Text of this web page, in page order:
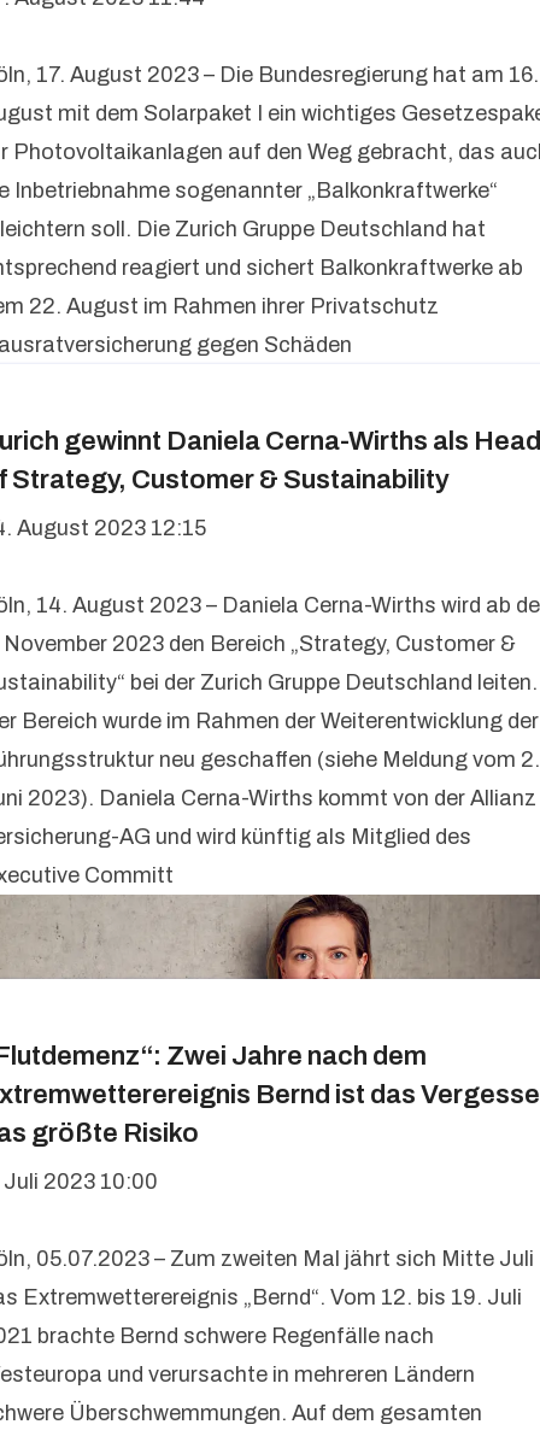
17. August 2023 – Die Bundesregierung hat am 16.
mit dem Solarpaket I ein wichtiges
Photovoltaikanlagen auf den Weg gebracht, das
Inbetriebnahme sogenannter „Balkonkraftwerke“
soll. Die Zurich Gruppe Deutschland hat
reagiert und sichert Balkonkraftwerke ab
22. August im Rahmen ihrer Privatschutz
gegen Schäden
gewinnt Daniela Cerna-Wirths als Head
Strategy, Customer & Sustainability
August 2023 12:15
14. August 2023 – Daniela Cerna-Wirths wird ab
November 2023 den Bereich „Strategy, Customer &
bei der Zurich Gruppe Deutschland leiten.
Bereich wurde im Rahmen der Weiterentwicklung der
neu geschaffen (siehe Meldung vom 2.
2023). Daniela Cerna-Wirths kommt von der Allianz
AG und wird künftig als Mitglied des
Committ
Zwei Jahre nach dem
Bernd ist das
größte Risiko
Juli 2023 10:00
05.07.2023 – Zum zweiten Mal jährt sich Mitte Juli
Extremwetterereignis „Bernd“. Vom 12. bis 19. Juli
brachte Bernd schwere Regenfälle nach
und verursachte in mehreren Ländern
Überschwemmungen. Auf dem gesamten